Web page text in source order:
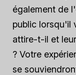
également de
public lorsqu'il
attire-t-il et
? Votre
se